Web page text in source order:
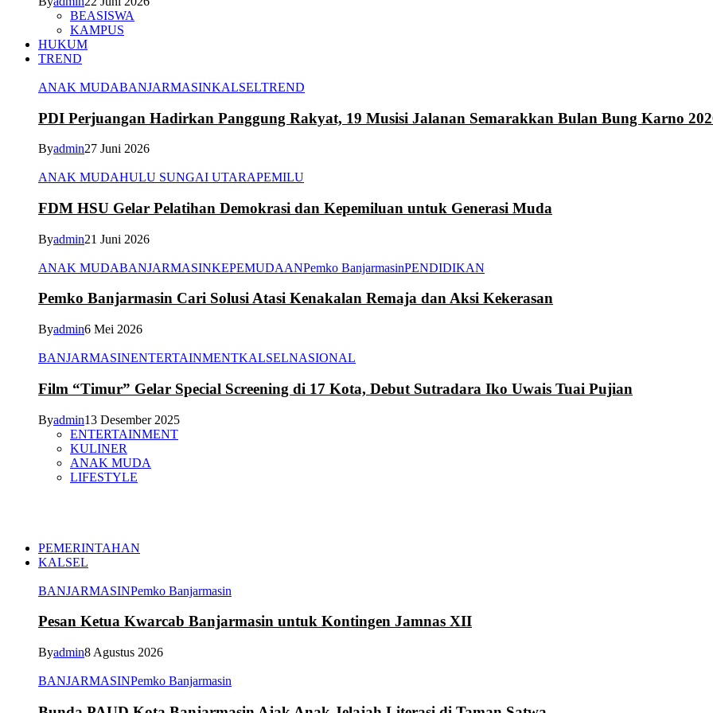
BEASISWA
KAMPUS
HUKUM
TREND
ANAK MUDABANJARMASINKALSELTREND
PDI Perjuangan Hadirkan Panggung Rakyat, 19 Musisi Jalanan Semarakkan Bulan Bung Karno
Byadmin27 Juni 2026
ANAK MUDAHULU SUNGAI UTARAPEMILU
FDM HSU Gelar Pelatihan Demokrasi dan Kepemiluan untuk Generasi Muda
Byadmin21 Juni 2026
ANAK MUDABANJARMASINKEPEMUDAANPemko BanjarmasinPENDIDIKAN
Pemko Banjarmasin Cari Solusi Atasi Kenakalan Remaja dan Aksi Kekerasan
Byadmin6 Mei 2026
BANJARMASINENTERTAINMENTKALSELNASIONAL
Film “Timur” Gelar Special Screening di 17 Kota, Debut Sutradara Iko Uwais Tuai Pujian
Byadmin13 Desember 2025
ENTERTAINMENT
KULINER
ANAK MUDA
LIFESTYLE
PEMERINTAHAN
KALSEL
BANJARMASINPemko Banjarmasin
Pesan Ketua Kwarcab Banjarmasin untuk Kontingen Jamnas XII
Byadmin8 Agustus 2026
BANJARMASINPemko Banjarmasin